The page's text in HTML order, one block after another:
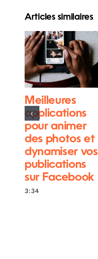
Articles similaires
Meilleures
applications
pour animer
des photos et
dynamiser vos
publications
sur Facebook
3:34